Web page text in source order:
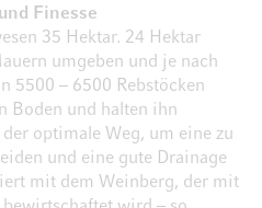
Finesse
35 Hektar. 24 Hektar
umgeben und je nach
5500 – 6500 Rebstöcken
Boden und halten ihn
optimale Weg, um eine zu
und eine gute Drainage
mit dem Weinberg, der mit